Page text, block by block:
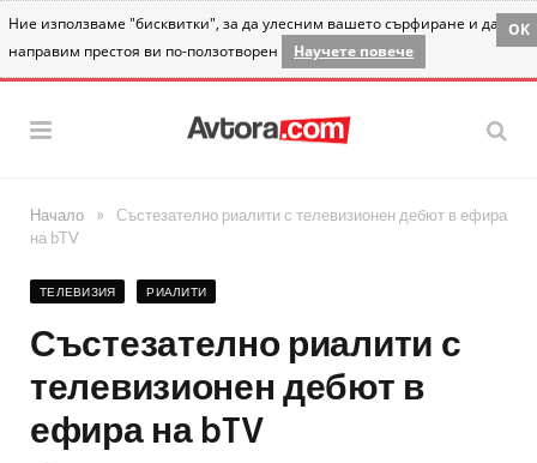
Ние използваме "бисквитки", за да улесним вашето сърфиране и да
направим престоя ви по-ползотворен
Научете повече
OK
Начало »
Състезателно риалити с телевизионен дебют в ефира
на bTV
ТЕЛЕВИЗИЯ РИАЛИТИ
Състезателно риалити с
телевизионен дебют в
ефира на bTV